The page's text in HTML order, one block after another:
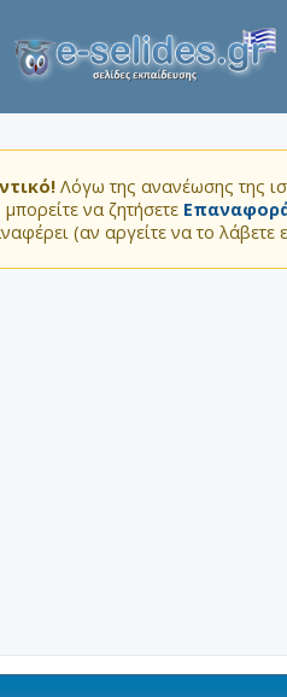
Λόγω της ανανέωσης της
να ζητήσετε
(αν αργείτε να το λάβετε